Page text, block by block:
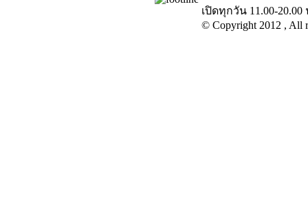
เปิดทุกวัน 11.00-20.00
© Copyright 2012 , All